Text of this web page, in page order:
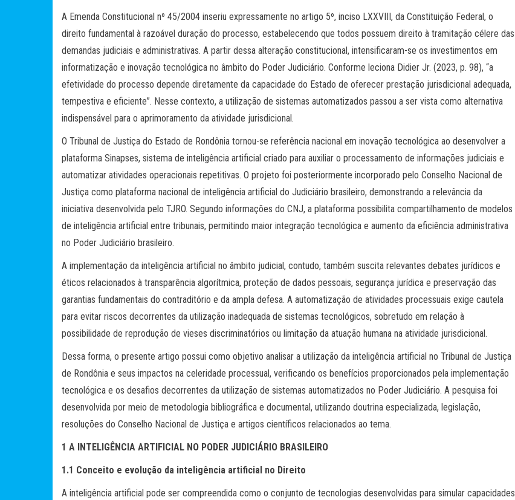
A Emenda Constitucional nº 45/2004 inseriu expressamente no artigo 5º, inciso LXXVIII, da Constituição Federal, o
direito fundamental à razoável duração do processo, estabelecendo que todos possuem direito à tramitação célere das
demandas judiciais e administrativas. A partir dessa alteração constitucional, intensificaram-se os investimentos em
informatização e inovação tecnológica no âmbito do Poder Judiciário. Conforme leciona Didier Jr. (2023, p. 98), “a
efetividade do processo depende diretamente da capacidade do Estado de oferecer prestação jurisdicional adequada,
tempestiva e eficiente”. Nesse contexto, a utilização de sistemas automatizados passou a ser vista como alternativa
indispensável para o aprimoramento da atividade jurisdicional.
O Tribunal de Justiça do Estado de Rondônia tornou-se referência nacional em inovação tecnológica ao desenvolver a
plataforma Sinapses, sistema de inteligência artificial criado para auxiliar o processamento de informações judiciais e
automatizar atividades operacionais repetitivas. O projeto foi posteriormente incorporado pelo Conselho Nacional de
Justiça como plataforma nacional de inteligência artificial do Judiciário brasileiro, demonstrando a relevância da
iniciativa desenvolvida pelo TJRO. Segundo informações do CNJ, a plataforma possibilita compartilhamento de modelos
de inteligência artificial entre tribunais, permitindo maior integração tecnológica e aumento da eficiência administrativa
no Poder Judiciário brasileiro.
A implementação da inteligência artificial no âmbito judicial, contudo, também suscita relevantes debates jurídicos e
éticos relacionados à transparência algorítmica, proteção de dados pessoais, segurança jurídica e preservação das
garantias fundamentais do contraditório e da ampla defesa. A automatização de atividades processuais exige cautela
para evitar riscos decorrentes da utilização inadequada de sistemas tecnológicos, sobretudo em relação à
possibilidade de reprodução de vieses discriminatórios ou limitação da atuação humana na atividade jurisdicional.
Dessa forma, o presente artigo possui como objetivo analisar a utilização da inteligência artificial no Tribunal de Justiça
de Rondônia e seus impactos na celeridade processual, verificando os benefícios proporcionados pela implementação
tecnológica e os desafios decorrentes da utilização de sistemas automatizados no Poder Judiciário. A pesquisa foi
desenvolvida por meio de metodologia bibliográfica e documental, utilizando doutrina especializada, legislação,
resoluções do Conselho Nacional de Justiça e artigos científicos relacionados ao tema.
1 A INTELIGÊNCIA ARTIFICIAL NO PODER JUDICIÁRIO BRASILEIRO
1.1 Conceito e evolução da inteligência artificial no Direito
A inteligência artificial pode ser compreendida como o conjunto de tecnologias desenvolvidas para simular capacidades